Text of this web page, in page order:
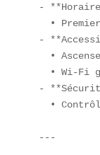
-
•
-
•
• Wi-Fi
-
•
---